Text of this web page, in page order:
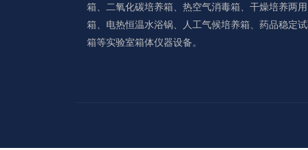
箱、二氧化碳培养箱、热空气消毒箱、干燥培养两用
箱、电热恒温水浴锅、人工气候培养箱、药品稳定
箱等实验室箱体仪器设备。